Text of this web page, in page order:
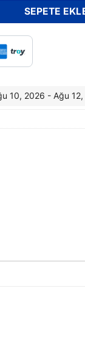
SEPETE
10, 2026 - Ağu